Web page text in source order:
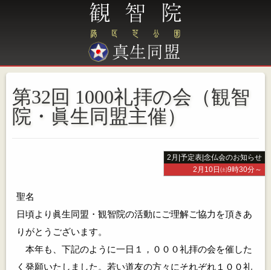
第32回 1000礼拝の会（観智
院・眞生同盟主催）
2月 予定表 念仏会のお知らせ
2月10日㈯9時30分～
聖名
日頃より眞生同盟・観智院の活動にご理解ご協力を頂きあ
りがとうございます。
本年も、下記のように一日１，０００礼拝の会を催した
く発願いたしました。若い道友の方々にそれぞれ１００礼